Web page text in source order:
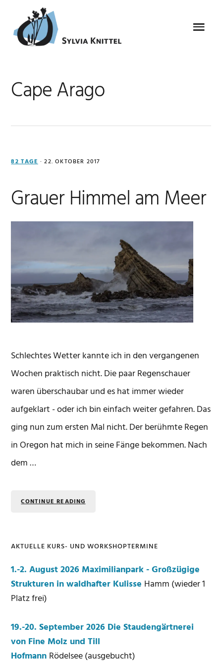
Hauptnavigation
springen
Inhalt
springen
Seitenspalte
springen
Fußzeile
springen
Menu
Cape Arago
82 TAGE· 22. OKTOBER 2017
Grauer Himmel am Meer
Schlechtes Wetter kannte ich in den vergangenen
Wochen praktisch nicht. Die paar Regenschauer
waren überschaubar und es hat immer wieder
aufgeklart - oder ich bin einfach weiter gefahren. Das
ging nun zum ersten Mal nicht. Der berühmte Regen
in Oregon hat mich in seine Fänge bekommen. Nach
dem …
CONTINUE READING
Seitenspalte
AKTUELLE KURS- UND WORKSHOPTERMINE
1.-2. August 2026 Maximilianpark - Großzügige
Strukturen in waldhafter Kulisse Hamm (wieder 1
Platz frei)
19.-20. September 2026 Die Staudengärtnerei
von Fine Molz und Till
Hofmann Rödelsee (ausgebucht)